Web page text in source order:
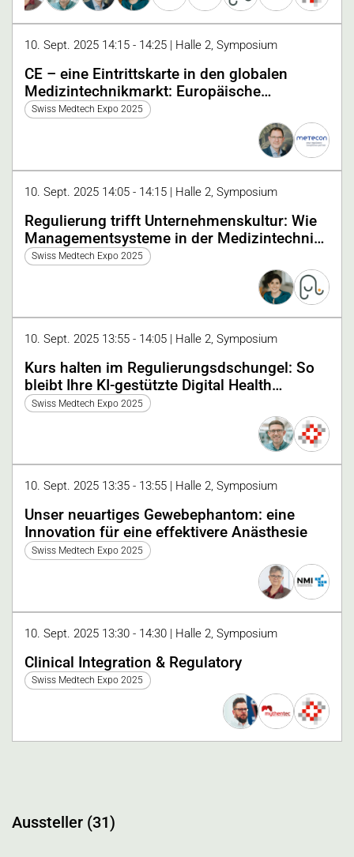
10. Sept. 2025 14:15 - 14:25 | Halle 2, Symposium
CE – eine Eintrittskarte in den globalen
Medizintechnikmarkt: Europäische
Rahmenbedingungen und die Schweizer
Swiss Medtech Expo 2025
10. Sept. 2025 14:05 - 14:15 | Halle 2, Symposium
Regulierung trifft Unternehmenskultur: Wie
Managementsysteme in der Medizintechnik
wirksam gestaltet werden können
Swiss Medtech Expo 2025
10. Sept. 2025 13:55 - 14:05 | Halle 2, Symposium
Kurs halten im Regulierungsdschungel: So
bleibt Ihre KI-gestützte Digital Health
Software konform
Swiss Medtech Expo 2025
10. Sept. 2025 13:35 - 13:55 | Halle 2, Symposium
Unser neuartiges Gewebephantom: eine
Innovation für eine effektivere Anästhesie
Swiss Medtech Expo 2025
10. Sept. 2025 13:30 - 14:30 | Halle 2, Symposium
Clinical Integration & Regulatory
Swiss Medtech Expo 2025
Aussteller (31)